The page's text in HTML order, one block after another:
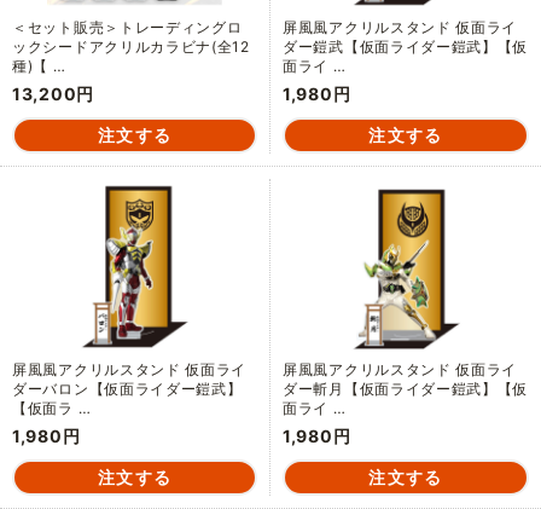
＜セット販売＞トレーディングロ
ックシードアクリルカラビナ(全12
種)【 …
13,200円
屏風風アクリルスタンド 仮面ライ
ダー鎧武【仮面ライダー鎧武】【仮
面ライ …
1,980円
屏風風アクリルスタンド 仮面ライ
ダーバロン【仮面ライダー鎧武】
【仮面ラ …
1,980円
屏風風アクリルスタンド 仮面ライ
ダー斬月【仮面ライダー鎧武】【仮
面ライ …
1,980円